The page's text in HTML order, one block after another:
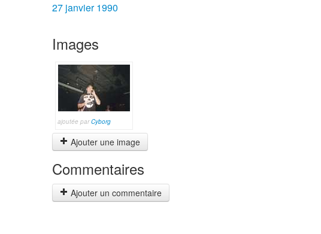
27 janvier 1990
Images
ajoutée parCyborg
Ajouter une image
Commentaires
Ajouter un commentaire